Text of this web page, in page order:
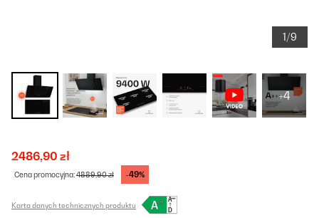
1/9
+4
2486,90 zł
Cena promocyjna:4889,90 zł -49%
Karta danych technicznych produktu